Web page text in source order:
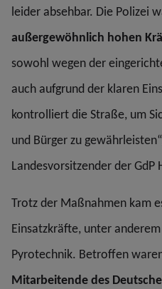
leider absehbar. Die Polizei
außergewöhnlich hohen
sowohl wegen der
auch aufgrund der klaren
kontrolliert die Straße, um
und Bürger zu
Landesvorsitzender der GdP
Trotz der Maßnahmen kam
Einsatzkräfte, unter
Pyrotechnik. Betroffen
Mitarbeitende des